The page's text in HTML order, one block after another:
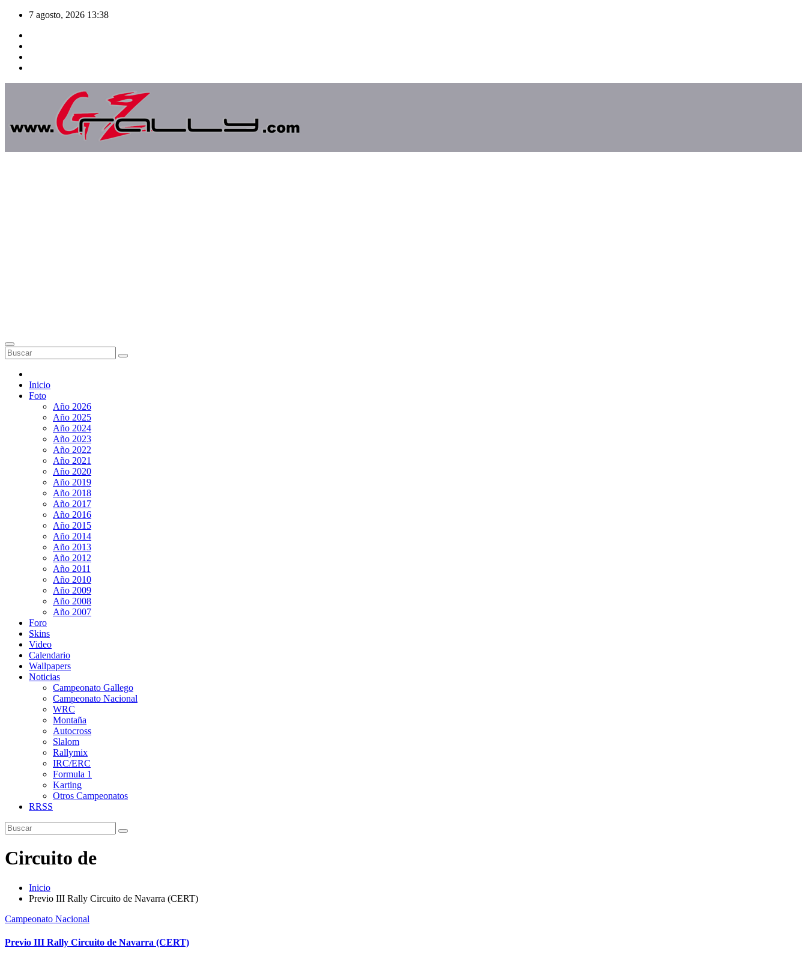
Saltar
contenido
7 agosto, 2026 13:38
Inicio
Foto
Año 2026
Año 2025
Año 2024
Año 2023
Año 2022
Año 2021
Año 2020
Año 2019
Año 2018
Año 2017
Año 2016
Año 2015
Año 2014
Año 2013
Año 2012
Año 2011
Año 2010
Año 2009
Año 2008
Año 2007
Foro
Skins
Video
Calendario
Wallpapers
Noticias
Campeonato Gallego
Campeonato Nacional
WRC
Montaña
Autocross
Slalom
Rallymix
IRC/ERC
Formula 1
Karting
Otros Campeonatos
RRSS
Circuito de
Inicio
Previo III Rally Circuito de Navarra (CERT)
Campeonato Nacional
Previo III Rally Circuito de Navarra (CERT)